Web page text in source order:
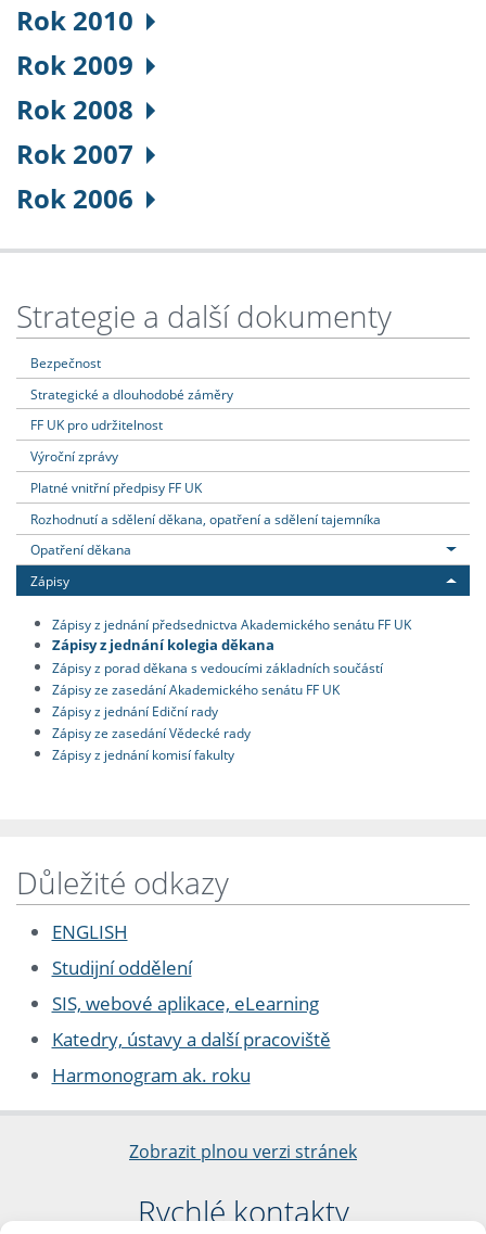
Rok 2010
Rok 2009
Rok 2008
Rok 2007
Rok 2006
Strategie a další dokumenty
Bezpečnost
Strategické a dlouhodobé záměry
FF UK pro udržitelnost
Výroční zprávy
Platné vnitřní předpisy FF UK
Rozhodnutí a sdělení děkana, opatření a sdělení tajemníka
Opatření děkana
Zápisy
Zápisy z jednání předsednictva Akademického senátu FF UK
Zápisy z jednání kolegia děkana
Zápisy z porad děkana s vedoucími základních součástí
Zápisy ze zasedání Akademického senátu FF UK
Zápisy z jednání Ediční rady
Zápisy ze zasedání Vědecké rady
Zápisy z jednání komisí fakulty
Důležité odkazy
ENGLISH
Studijní oddělení
SIS, webové aplikace, eLearning
Katedry, ústavy a další pracoviště
Harmonogram ak. roku
Zobrazit plnou verzi stránek
Rychlé kontakty